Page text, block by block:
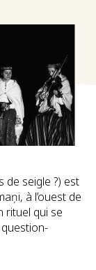
de seigle ?) est
à l’ouest de
rituel qui se